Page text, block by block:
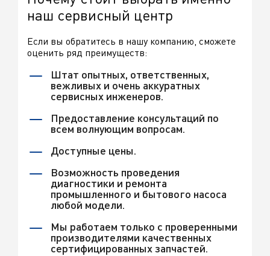
наш сервисный центр
Если вы обратитесь в нашу компанию, сможете
оценить ряд преимуществ:
Штат опытных, ответственных,
вежливых и очень аккуратных
сервисных инженеров.
Предоставление консультаций по
всем волнующим вопросам.
Доступные цены.
Возможность проведения
диагностики и ремонта
промышленного и бытового насоса
любой модели.
Мы работаем только с проверенными
производителями качественных
сертифицированных запчастей.